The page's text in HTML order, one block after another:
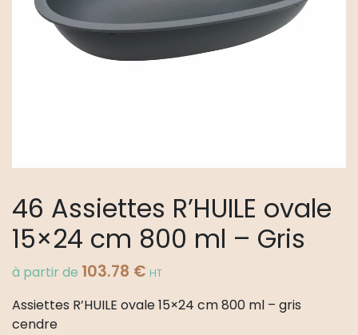
46 Assiettes R’HUILE ovale
15×24 cm 800 ml – Gris
à partir de 103.78 € HT
Assiettes R’HUILE ovale 15×24 cm 800 ml – gris
cendre